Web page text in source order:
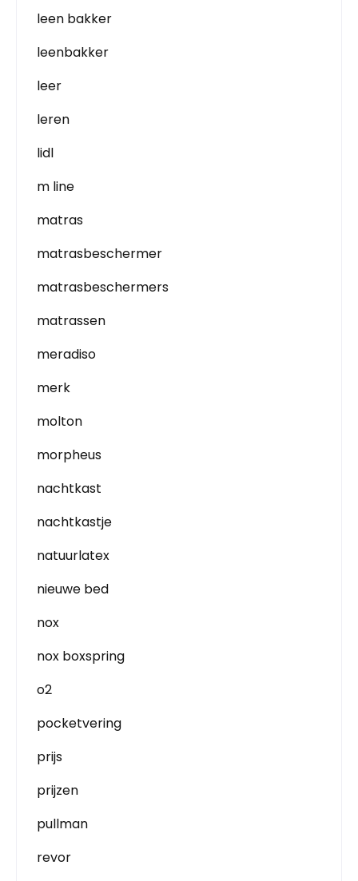
leen bakker
leenbakker
leer
leren
lidl
m line
matras
matrasbeschermer
matrasbeschermers
matrassen
meradiso
merk
molton
morpheus
nachtkast
nachtkastje
natuurlatex
nieuwe bed
nox
nox boxspring
o2
pocketvering
prijs
prijzen
pullman
revor